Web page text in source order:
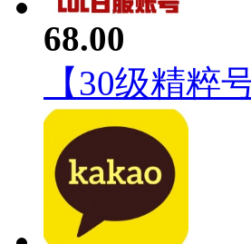
68.00
【30级精粹